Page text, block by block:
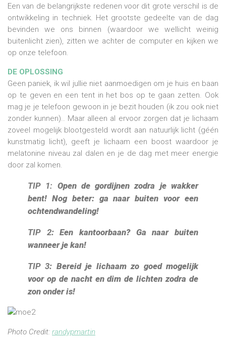
Een van de belangrijkste redenen voor dit grote verschil is de
ontwikkeling in techniek. Het grootste gedeelte van de dag
bevinden we ons binnen (waardoor we wellicht weinig
buitenlicht zien), zitten we achter de computer en kijken we
op onze telefoon.
DE OPLOSSING
Geen paniek, ik wil jullie niet aanmoedigen om je huis en baan
op te geven en een tent in het bos op te gaan zetten. Ook
mag je je telefoon gewoon in je bezit houden (ik zou ook niet
zonder kunnen).. Maar alleen al ervoor zorgen dat je lichaam
zoveel mogelijk blootgesteld wordt aan natuurlijk licht (géén
kunstmatig licht), geeft je lichaam een boost waardoor je
melatonine niveau zal dalen en je de dag met meer energie
door zal komen.
TIP 1: Open de gordijnen zodra je wakker
bent! Nog beter: ga naar buiten voor een
ochtendwandeling!
TIP 2: Een kantoorbaan? Ga naar buiten
wanneer je kan!
TIP 3: Bereid je lichaam zo goed mogelijk
voor op de nacht en dim de lichten zodra de
zon onder is!
Photo Credit: randypmartin